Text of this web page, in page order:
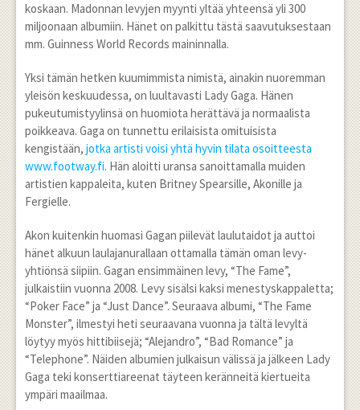
koskaan. Madonnan levyjen myynti yltää yhteensä yli 300
miljoonaan albumiin. Hänet on palkittu tästä saavutuksestaan
mm. Guinness World Records maininnalla.
Yksi tämän hetken kuumimmista nimistä, ainakin nuoremman
yleisön keskuudessa, on luultavasti Lady Gaga. Hänen
pukeutumistyylinsä on huomiota herättävä ja normaalista
poikkeava. Gaga on tunnettu erilaisista omituisista
kengistään, jotka artisti voisi yhtä hyvin tilata osoitteesta
www.footway.fi. Hän aloitti uransa sanoittamalla muiden
artistien kappaleita, kuten Britney Spearsille, Akonille ja
Fergielle.
Akon kuitenkin huomasi Gagan piilevät laulutaidot ja auttoi
hänet alkuun laulajanurallaan ottamalla tämän oman levy-
yhtiönsä siipiin. Gagan ensimmäinen levy, “The Fame”,
julkaistiin vuonna 2008. Levy sisälsi kaksi menestyskappaletta;
“Poker Face” ja “Just Dance”. Seuraava albumi, “The Fame
Monster”, ilmestyi heti seuraavana vuonna ja tältä levyltä
löytyy myös hittibiisejä; “Alejandro”, “Bad Romance” ja
“Telephone”. Näiden albumien julkaisun välissä ja jälkeen Lady
Gaga teki konserttiareenat täyteen keränneitä kiertueita
ympäri maailmaa.